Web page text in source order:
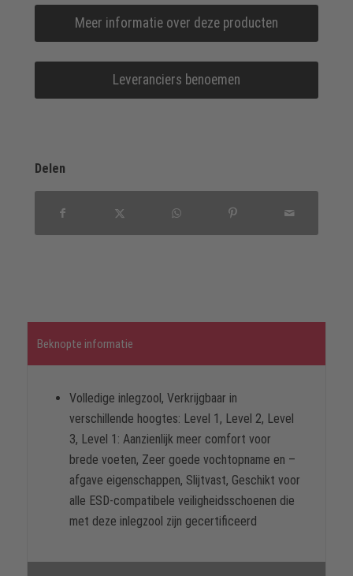
Meer informatie over deze producten
Leveranciers benoemen
Delen
Beknopte informatie
Volledige inlegzool, Verkrijgbaar in
verschillende hoogtes: Level 1, Level 2, Level
3, Level 1: Aanzienlijk meer comfort voor
brede voeten, Zeer goede vochtopname en –
afgave eigenschappen, Slijtvast, Geschikt voor
alle ESD-compatibele veiligheidsschoenen die
met deze inlegzool zijn gecertificeerd